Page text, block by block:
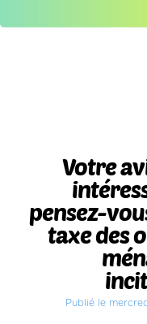
Votre
pensez-
taxe des
Publié le